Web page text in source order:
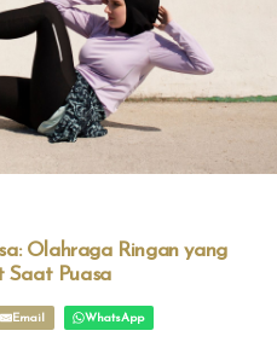
Olahraga Ringan yang
Saat Puasa
Email WhatsApp